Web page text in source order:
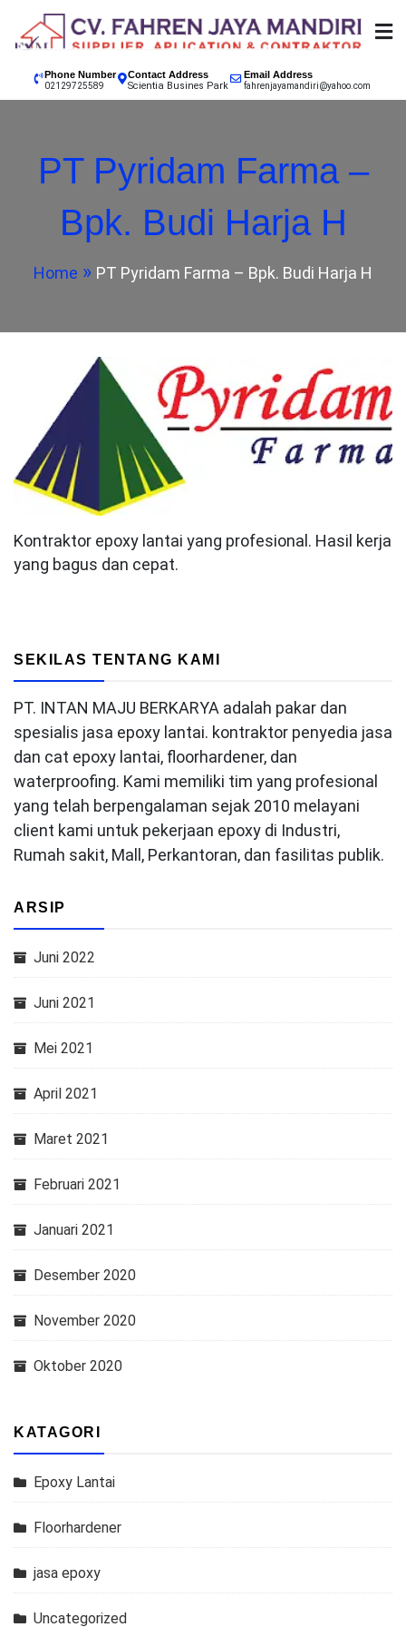
02129725589 CV.
MANDIRI
KONTRAKTOR CAT
INDONESIA, EPOXY LANTAI JAKARTA, EPOXY LANTAI
LANTAI GARUT, EPOXY LANTAI CIANJUR
Phone Number
02129725589
Contact Address
Scientia Busines Park
Email Address
fahrenjayamandiri@yahoo.com
PT Pyridam Farma –
Bpk. Budi Harja H
Home PT Pyridam Farma – Bpk. Budi Harja H
Kontraktor epoxy lantai yang profesional. Hasil kerja
yang bagus dan cepat.
SEKILAS TENTANG KAMI
PT. INTAN MAJU BERKARYA adalah pakar dan
spesialis jasa epoxy lantai. kontraktor penyedia jasa
dan cat epoxy lantai, floorhardener, dan
waterproofing. Kami memiliki tim yang profesional
yang telah berpengalaman sejak 2010 melayani
client kami untuk pekerjaan epoxy di Industri,
Rumah sakit, Mall, Perkantoran, dan fasilitas publik.
ARSIP
Juni 2022
Juni 2021
Mei 2021
April 2021
Maret 2021
Februari 2021
Januari 2021
Desember 2020
November 2020
Oktober 2020
KATAGORI
Epoxy Lantai
Floorhardener
jasa epoxy
Uncategorized